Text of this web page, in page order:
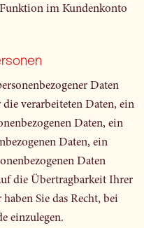
im Kundenkonto
Daten
verarbeiteten Daten, ein
Daten, ein
Daten, ein
Daten
die Übertragbarkeit Ihrer
Sie das Recht, bei
einzulegen.